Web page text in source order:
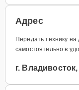
Адрес
Передать технику
самостоятельно в
г.